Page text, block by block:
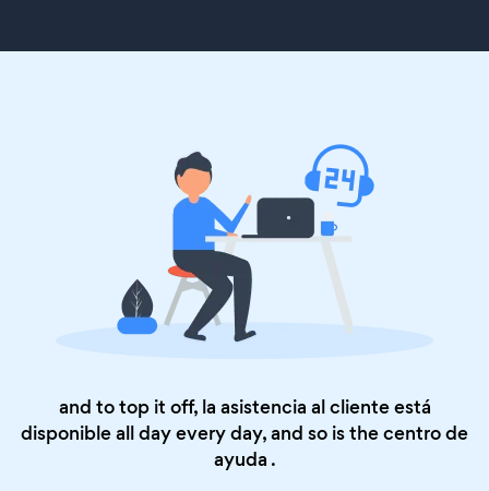
and to top it off, la asistencia al cliente está
disponible all day every day, and so is thecentro de
ayuda .